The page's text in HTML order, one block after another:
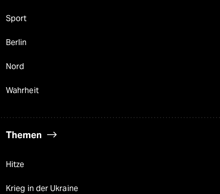
Sport
Berlin
Nord
Wahrheit
Themen
Hitze
Krieg in der Ukraine